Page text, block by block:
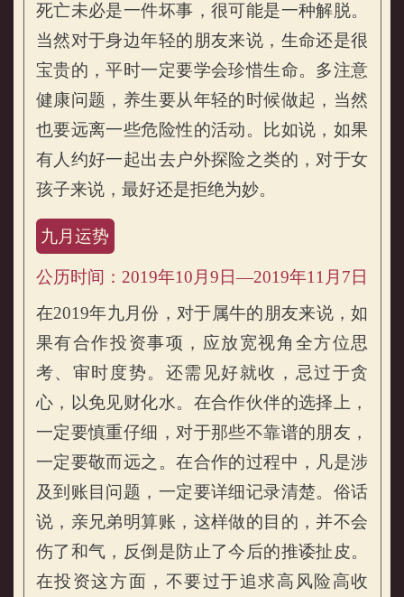
死亡未必是一件坏事，很可能是一种解脱。
当然对于身边年轻的朋友来说，生命还是很
宝贵的，平时一定要学会珍惜生命。多注意
健康问题，养生要从年轻的时候做起，当然
也要远离一些危险性的活动。比如说，如果
有人约好一起出去户外探险之类的，对于女
孩子来说，最好还是拒绝为妙。
九月运势
公历时间：2019年10月9日—2019年11月7日
在2019年九月份，对于属牛的朋友来说，如
果有合作投资事项，应放宽视角全方位思
考、审时度势。还需见好就收，忌过于贪
心，以免见财化水。在合作伙伴的选择上，
一定要慎重仔细，对于那些不靠谱的朋友，
一定要敬而远之。在合作的过程中，凡是涉
及到账目问题，一定要详细记录清楚。俗话
说，亲兄弟明算账，这样做的目的，并不会
伤了和气，反倒是防止了今后的推诿扯皮。
在投资这方面，不要过于追求高风险高收